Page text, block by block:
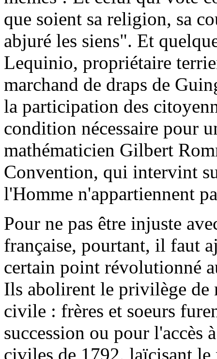
que soient sa religion, sa
abjuré les siens". Et
Lequinio, propriétaire
marchand de draps de
la participation des
condition nécessaire pour
mathématicien Gilbert
Convention, qui intervint
l'Homme n'appartiennent
Pour ne pas être injuste
française, pourtant, il faut
certain point révolutionné
Ils abolirent le privilège de
civile : frères et soeurs
succession ou pour l'accès
civiles de 1792, laïcisant